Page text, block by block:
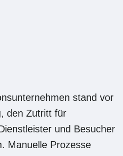
den Zutritt für
Manuelle Prozesse
und